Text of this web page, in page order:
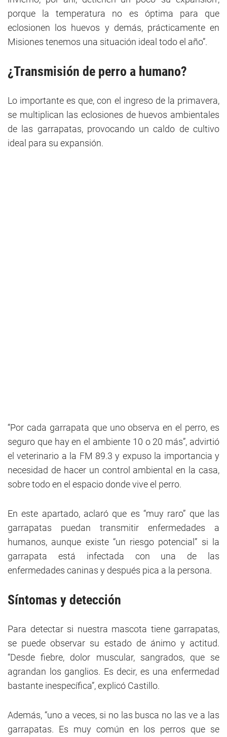
porque la temperatura no es óptima para que
eclosionen los huevos y demás, prácticamente en
Misiones tenemos una situación ideal todo el año”.
¿Transmisión de perro a humano?
Lo importante es que, con el ingreso de la primavera,
se multiplican las eclosiones de huevos ambientales
de las garrapatas, provocando un caldo de cultivo
ideal para su expansión.
“Por cada garrapata que uno observa en el perro, es
seguro que hay en el ambiente 10 o 20 más”, advirtió
el veterinario a la FM 89.3 y expuso la importancia y
necesidad de hacer un control ambiental en la casa,
sobre todo en el espacio donde vive el perro.
En este apartado, aclaró que es “muy raro” que las
garrapatas puedan transmitir enfermedades a
humanos, aunque existe “un riesgo potencial” si la
garrapata está infectada con una de las
enfermedades caninas y después pica a la persona.
Síntomas y detección
Para detectar si nuestra mascota tiene garrapatas,
se puede observar su estado de ánimo y actitud.
“Desde fiebre, dolor muscular, sangrados, que se
agrandan los ganglios. Es decir, es una enfermedad
bastante inespecífica”, explicó Castillo.
Además, “uno a veces, si no las busca no las ve a las
garrapatas. Es muy común en los perros que se